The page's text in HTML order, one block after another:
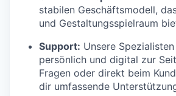
stabilen Geschäftsmodell,
und Gestaltungsspielraum
Support: Unsere
persönlich und digital zur
Fragen oder direkt beim
dir umfassende